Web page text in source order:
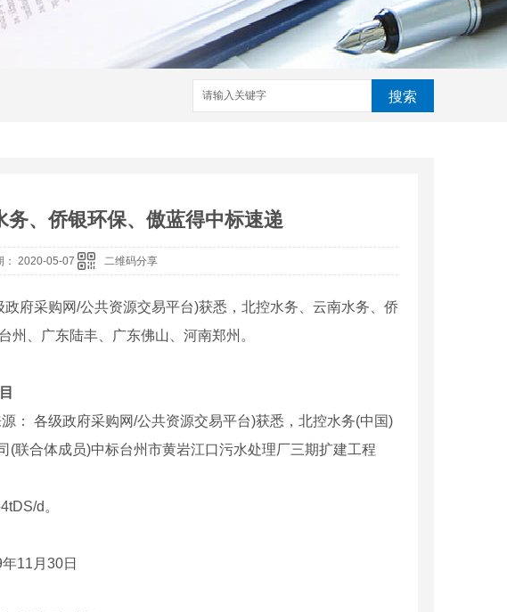
搜索
、侨银环保、傲蓝得中标速递
： 2020-05-07 二维码分享
府采购网/公共资源交易平台)获悉，北控水务、云南水务、侨
、广东陆丰、广东佛山、河南郑州。
： 各级政府采购网/公共资源交易平台)获悉，北控水务(中国)
联合体成员)中标台州市黄岩江口污水处理厂三期扩建工程
d。
11月30日